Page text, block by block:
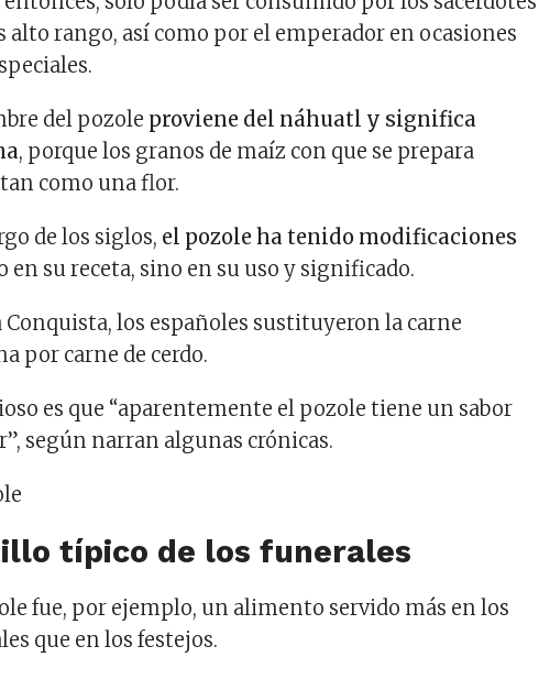
alto rango, así como por el emperador en ocasiones
del pozole proviene del náhuatl y significa
, porque los granos de maíz con que se prepara
como una flor.
de los siglos, el pozole ha tenido modificaciones
en su receta, sino en su uso y significado.
Conquista, los españoles sustituyeron la carne
por carne de cerdo.
es que “aparentemente el pozole tiene un sabor
según narran algunas crónicas.
típico de los funerales
fue, por ejemplo, un alimento servido más en los
que en los festejos.